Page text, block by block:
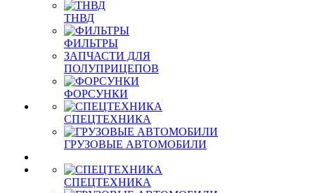
ТНВД
ФИЛЬТРЫ
ЗАПЧАСТИ ДЛЯ
ПОЛУПРИЦЕПОВ
ФОРСУНКИ
СПЕЦТЕХНИКА
ГРУЗОВЫЕ АВТОМОБИЛИ
СПЕЦТЕХНИКА